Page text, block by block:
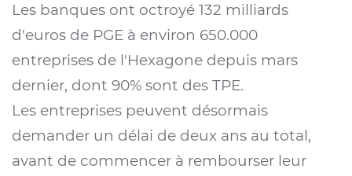
Les banques ont octroyé 132 milliards
d'euros de PGE à environ 650.000
entreprises de l'Hexagone depuis mars
dernier, dont 90% sont des TPE.
Les entreprises peuvent désormais
demander un délai de deux ans au total,
avant de commencer à rembourser leur